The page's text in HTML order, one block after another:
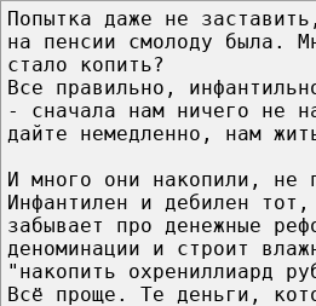
Попытка даже не
на пенсии смолоду была.
стало копить?
Все правильно,
- сначала нам ничего не
дайте немедленно, нам
И много они накопили, не
Инфантилен и дебилен тот,
забывает про денежные
деноминации и строит
"накопить охрениллиард
Всё проще. Те деньги,